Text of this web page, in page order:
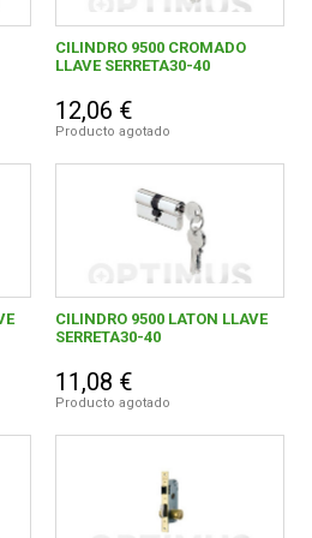
CILINDRO 9500 CROMADO
LLAVE SERRETA30-40
12,06 €
Producto agotado
CILINDRO 9500 LATON LLAVE
SERRETA30-40
11,08 €
Producto agotado